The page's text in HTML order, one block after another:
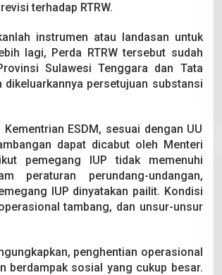
terhadap RTRW.
instrumen atau landasan untuk
lagi, Perda RTRW tersebut sudah
Sulawesi Tenggara dan Tata
persetujuan substansi
ESDM, sesuai dengan UU
dapat dicabut oleh Menteri
pemegang IUP tidak memenuhi
peraturan perundang-undangan,
IUP dinyatakan pailit. Kondisi
tambang, dan unsur-unsur
penghentian operasional
berdampak sosial yang cukup besar.